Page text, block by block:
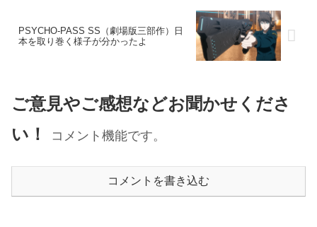
PSYCHO-PASS SS（劇場版三部作）日
本を取り巻く様子が分かったよ
ご意見やご感想などお聞かせくださ
い！
コメント機能です。
コメントを書き込む